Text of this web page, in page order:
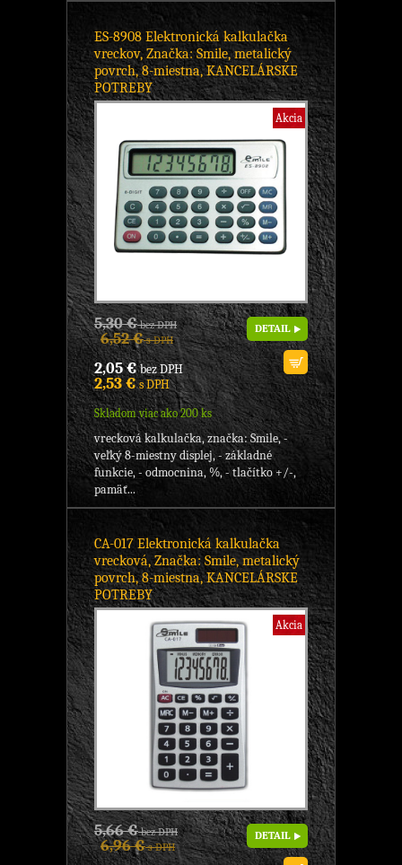
ES-8908 Elektronická kalkulačka
vreckov, Značka: Smile, metalický
povrch, 8-miestna, KANCELÁRSKE
POTREBY
Akcia
5,30 €bez DPH
6,52 €s DPH
2,05 €bez DPH
2,53 €s DPH
Skladom viac ako 200 ks
DETAIL
vrecková kalkulačka, značka: Smile, -
veľký 8-miestny displej, - základné
funkcie, - odmocnina, %, - tlačítko +/-,
pamäť...
CA-017 Elektronická kalkulačka
vrecková, Značka: Smile, metalický
povrch, 8-miestna, KANCELÁRSKE
POTREBY
Akcia
5,66 €bez DPH
6,96 €s DPH
DETAIL